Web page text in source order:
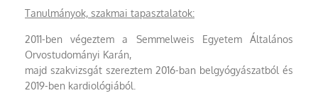
Tanulmányok, szakmai tapasztalatok:
2011-ben végeztem a Semmelweis Egyetem Általános
Orvostudományi Karán,
majd szakvizsgát szereztem 2016-ban belgyógyászatból és
2019-ben kardiológiából.